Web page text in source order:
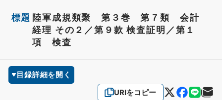
標題 陸軍成規類聚 第３巻 第７類 会計
経理 その２／第９款 検査証明／第１
項 検査
目録詳細を開く
URIをコピー